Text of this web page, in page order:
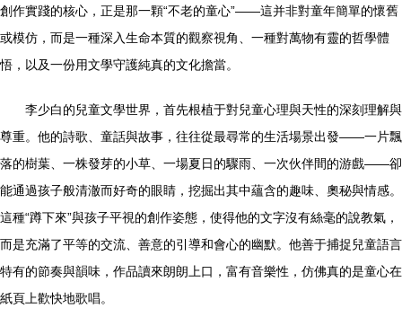
創作實踐的核心，正是那一顆“不老的童心”——這并非對童年簡單的懷舊
或模仿，而是一種深入生命本質的觀察視角、一種對萬物有靈的哲學體
悟，以及一份用文學守護純真的文化擔當。
李少白的兒童文學世界，首先根植于對兒童心理與天性的深刻理解與
尊重。他的詩歌、童話與故事，往往從最尋常的生活場景出發——一片飄
落的樹葉、一株發芽的小草、一場夏日的驟雨、一次伙伴間的游戲——卻
能通過孩子般清澈而好奇的眼睛，挖掘出其中蘊含的趣味、奧秘與情感。
這種“蹲下來”與孩子平視的創作姿態，使得他的文字沒有絲毫的說教氣，
而是充滿了平等的交流、善意的引導和會心的幽默。他善于捕捉兒童語言
特有的節奏與韻味，作品讀來朗朗上口，富有音樂性，仿佛真的是童心在
紙頁上歡快地歌唱。